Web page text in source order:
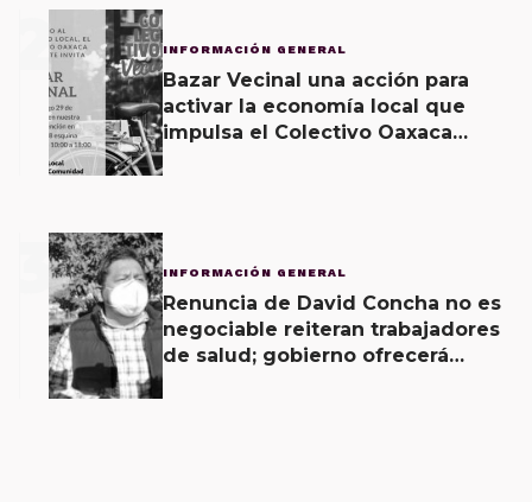
2 INFORMACIÓN GENERAL
Bazar Vecinal una acción para
activar la economía local que
impulsa el Colectivo Oaxaca
3 INFORMACIÓN GENERAL
Renuncia de David Concha no es
negociable reiteran trabajadores
de salud; gobierno ofrecerá